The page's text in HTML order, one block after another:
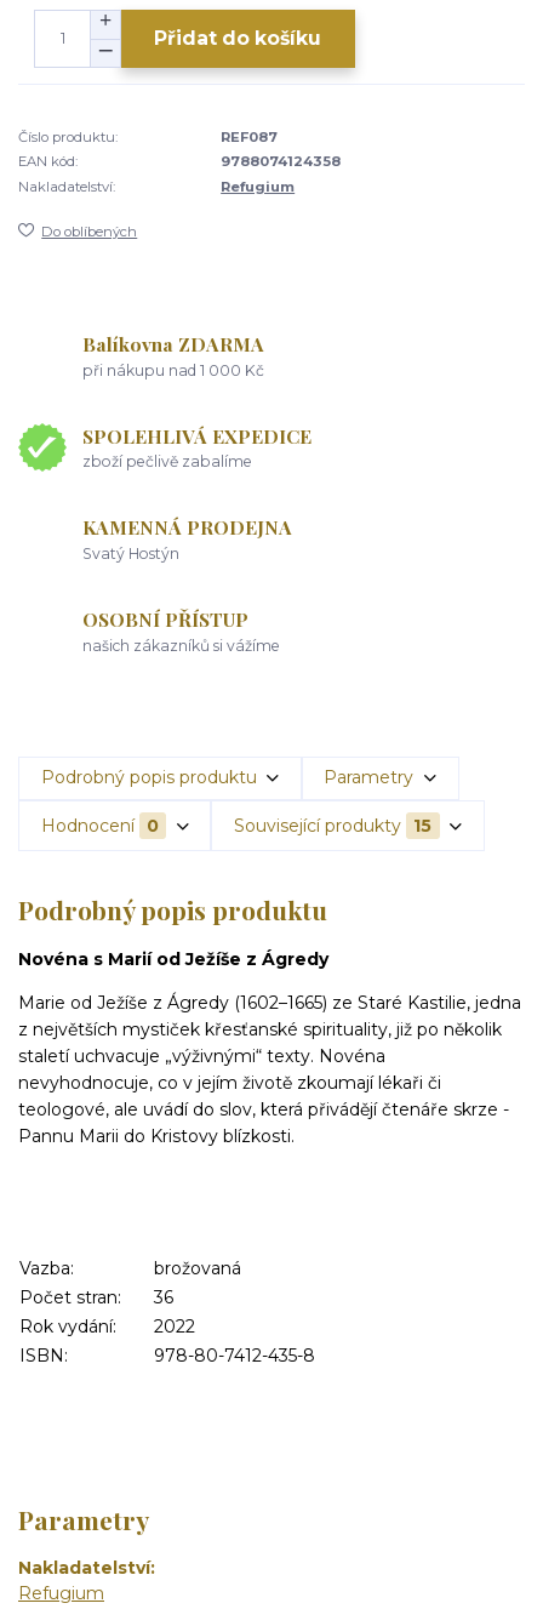
Přidat do košíku
Číslo produktu:
REF087
EAN kód:
9788074124358
Nakladatelství:
Refugium
Do oblíbených
Balíkovna ZDARMA
při nákupu nad 1 000 Kč
SPOLEHLIVÁ EXPEDICE
zboží pečlivě zabalíme
KAMENNÁ PRODEJNA
Svatý Hostýn
OSOBNÍ PŘÍSTUP
našich zákazníků si vážíme
Podrobný popis produktu Parametry
Hodnocení 0 Související produkty 15
Podrobný popis produktu
Novéna s Marií od Ježíše z Ágredy
Marie od Ježíše z Ágredy (1602–1665) ze Staré Kastilie, jedna
z největších mystiček křesťanské spirituality, již po několik
staletí ­uchvacuje „výživnými“ texty. Novéna
nevyhodnocuje, co v jejím životě zkoumají lékaři či
teologové, ale uvádí do slov, která přivádějí čtenáře skrze ­
Pannu Marii do Kristovy blízkosti.
Vazba:
brožovaná
Počet stran:
36
Rok vydání:
2022
ISBN:
978-80-7412-435-8
Parametry
Nakladatelství
Refugium